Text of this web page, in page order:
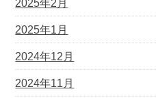
2025年2月
2025年1月
2024年12月
2024年11月